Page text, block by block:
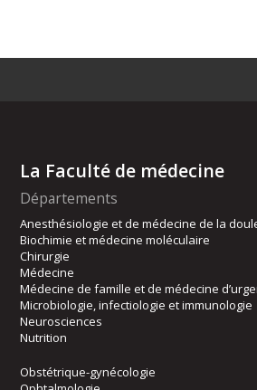
La Faculté de médecine
Départements
Anesthésiologie et de médecine de la
Biochimie et médecine moléculaire
Chirurgie
Médecine
Médecine de famille et de médecine
Microbiologie, infectiologie et immunologie
Neurosciences
Nutrition
Obstétrique-gynécologie